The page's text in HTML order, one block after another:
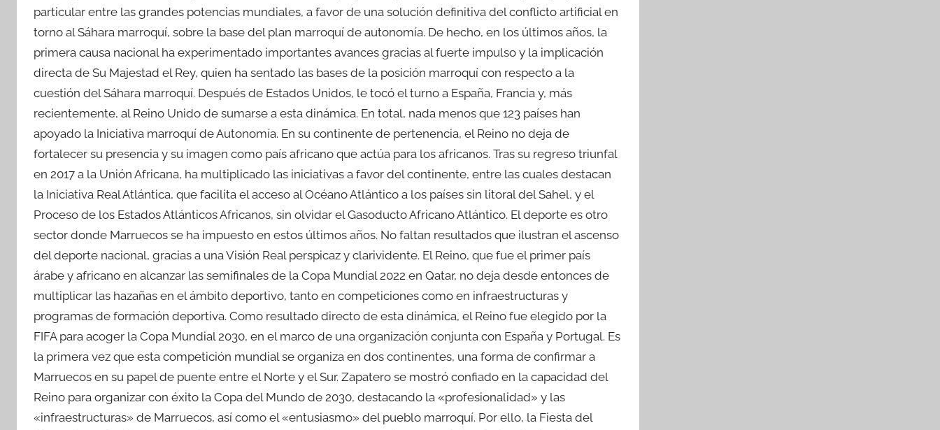
particular entre las grandes potencias mundiales, a favor de una solución definitiva del conflicto artificial en
torno al Sáhara marroquí, sobre la base del plan marroquí de autonomía. De hecho, en los últimos años, la
primera causa nacional ha experimentado importantes avances gracias al fuerte impulso y la implicación
directa de Su Majestad el Rey, quien ha sentado las bases de la posición marroquí con respecto a la
cuestión del Sáhara marroquí. Después de Estados Unidos, le tocó el turno a España, Francia y, más
recientemente, al Reino Unido de sumarse a esta dinámica. En total, nada menos que 123 países han
apoyado la Iniciativa marroquí de Autonomía. En su continente de pertenencia, el Reino no deja de
fortalecer su presencia y su imagen como país africano que actúa para los africanos. Tras su regreso triunfal
en 2017 a la Unión Africana, ha multiplicado las iniciativas a favor del continente, entre las cuales destacan
la Iniciativa Real Atlántica, que facilita el acceso al Océano Atlántico a los países sin litoral del Sahel, y el
Proceso de los Estados Atlánticos Africanos, sin olvidar el Gasoducto Africano Atlántico. El deporte es otro
sector donde Marruecos se ha impuesto en estos últimos años. No faltan resultados que ilustran el ascenso
del deporte nacional, gracias a una Visión Real perspicaz y clarividente. El Reino, que fue el primer país
árabe y africano en alcanzar las semifinales de la Copa Mundial 2022 en Qatar, no deja desde entonces de
multiplicar las hazañas en el ámbito deportivo, tanto en competiciones como en infraestructuras y
programas de formación deportiva. Como resultado directo de esta dinámica, el Reino fue elegido por la
FIFA para acoger la Copa Mundial 2030, en el marco de una organización conjunta con España y Portugal. Es
la primera vez que esta competición mundial se organiza en dos continentes, una forma de confirmar a
Marruecos en su papel de puente entre el Norte y el Sur. Zapatero se mostró confiado en la capacidad del
Reino para organizar con éxito la Copa del Mundo de 2030, destacando la «profesionalidad» y las
«infraestructuras» de Marruecos, así como el «entusiasmo» del pueblo marroquí. Por ello, la Fiesta del